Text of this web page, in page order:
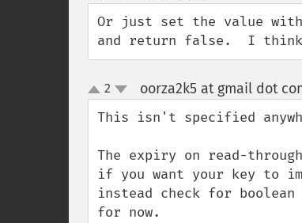
down
Or just set the value
and return false.  I
up
down
2 oorza2k5 at gmail dot
This isn't specified
The expiry on read-
if you want your key to
instead check for
for now.